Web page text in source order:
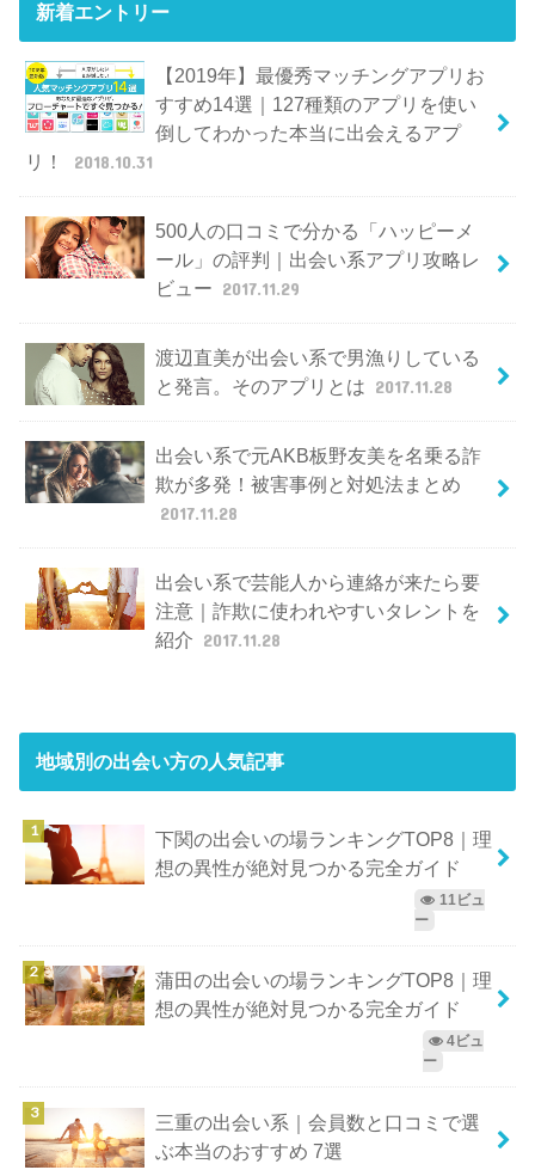
新着エントリー
【2019年】最優秀マッチングアプリお
すすめ14選｜127種類のアプリを使い
倒してわかった本当に出会えるアプ
リ！
2018.10.31
500人の口コミで分かる「ハッピーメ
ール」の評判｜出会い系アプリ攻略レ
ビュー 2017.11.29
渡辺直美が出会い系で男漁りしている
と発言。そのアプリとは 2017.11.28
出会い系で元AKB板野友美を名乗る詐
欺が多発！被害事例と対処法まとめ
2017.11.28
出会い系で芸能人から連絡が来たら要
注意｜詐欺に使われやすいタレントを
紹介 2017.11.28
地域別の出会い方の人気記事
下関の出会いの場ランキングTOP8｜理
想の異性が絶対見つかる完全ガイド
11ビュ
ー
蒲田の出会いの場ランキングTOP8｜理
想の異性が絶対見つかる完全ガイド
4ビュ
ー
三重の出会い系｜会員数と口コミで選
ぶ本当のおすすめ 7選